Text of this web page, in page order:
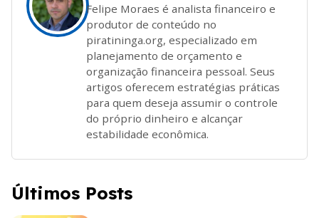
Felipe Moraes é analista financeiro e
produtor de conteúdo no
piratininga.org, especializado em
planejamento de orçamento e
organização financeira pessoal. Seus
artigos oferecem estratégias práticas
para quem deseja assumir o controle
do próprio dinheiro e alcançar
estabilidade econômica.
Últimos Posts